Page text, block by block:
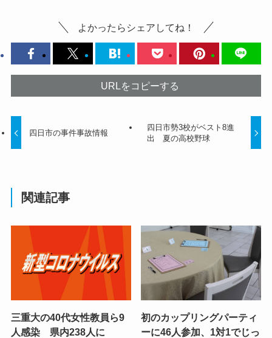
よかったらシェアしてね！
URLをコピーする
四日市の事件事故情報
四日市勢3校がベスト8進
出 夏の高校野球
関連記事
三重大の40代女性教員ら9
人感染 県内238人に
初のカップリングパーティ
ーに46人参加、1対1でじっ